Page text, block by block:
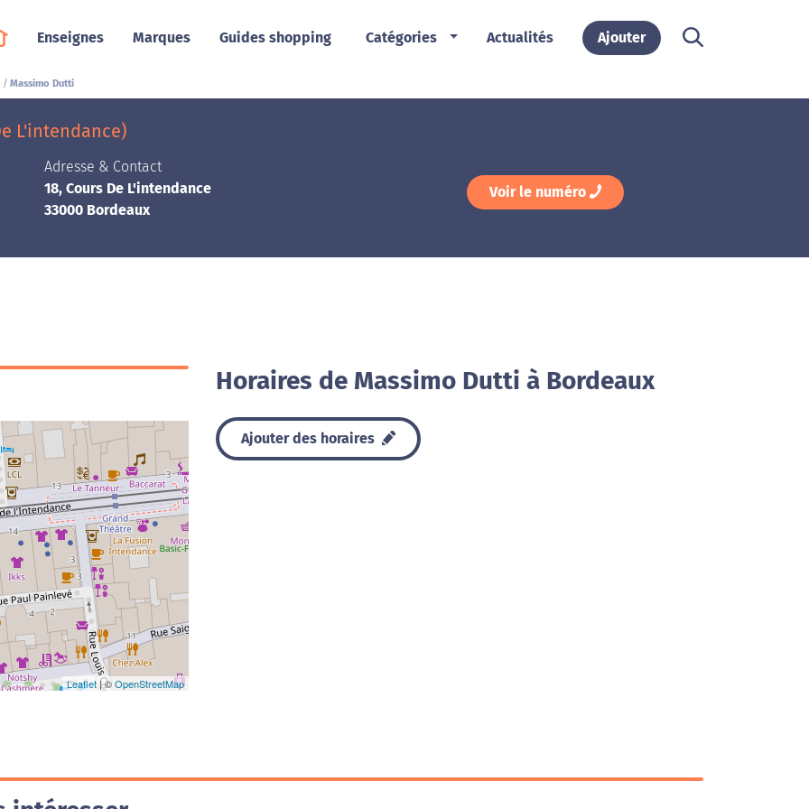
Enseignes Marques Guides shopping Catégories Actualités Ajouter
Massimo Dutti
L'intendance)
Adresse & Contact
18, Cours De L'intendance
33000 Bordeaux
Voir le numéro
Leaflet | ©OpenStreetMap
Horaires de Massimo Dutti à Bordeaux
Ajouter des horaires